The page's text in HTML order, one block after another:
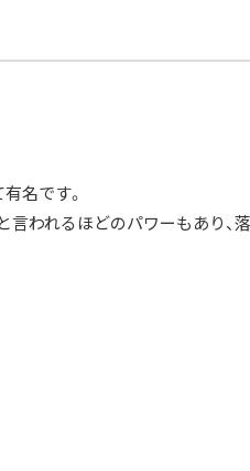
名です。
と言われるほどのパワーもあり、